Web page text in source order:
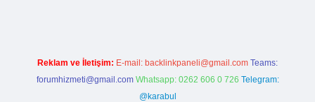
Reklam ve İletişim: E-mail: backlinkpaneli@gmail.com Teams:
forumhizmeti@gmail.com Whatsapp: 0262 606 0 726 Telegram:
@karabul